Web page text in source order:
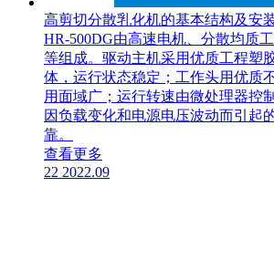
高剪切分散乳化机的基本结构及安
HR-500DG由高速电机、分散均质
等组成。驱动主机采用优质工程塑
体，运行状态稳定；工作头用优质
用面域广；运行转速由微处理器控
因负载变化和电源电压波动而引起
靠。
查看更多
22 2022.09